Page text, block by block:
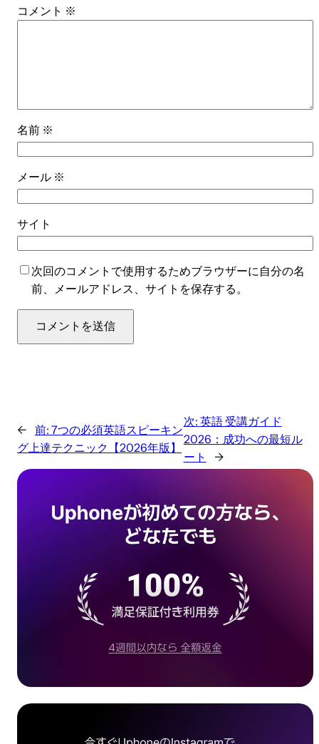
コメント ※
名前 ※
メール ※
サイト
次回のコメントで使用するためブラウザーに自分の名
前、メールアドレス、サイトを保存する。
← 前: 7つの必須英語スピーキン
グ上達テクニック【2026年版】
次: 英語 受講ガイド
2026：成功への最短ル
ート
→